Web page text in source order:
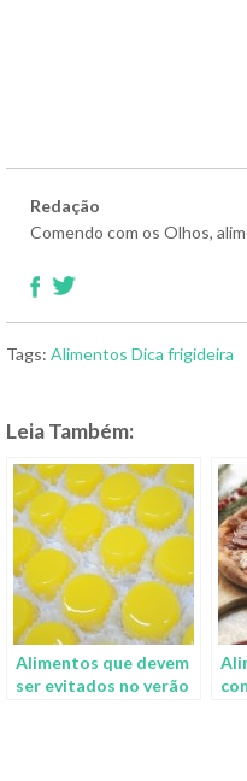
Redação
Comendo com os Olhos,
Tags: Alimentos Dica frigideira
Leia Também:
Alimentos que devem
ser evitados no verão